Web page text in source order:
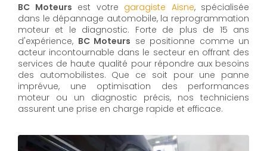
BC Moteurs est votre garagiste Aisne, spécialisée
dans le dépannage automobile, la reprogrammation
moteur et le diagnostic. Forte de plus de 15 ans
d'expérience, BC Moteurs se positionne comme un
acteur incontournable dans le secteur en offrant des
services de haute qualité pour répondre aux besoins
des automobilistes. Que ce soit pour une panne
imprévue, une optimisation des performances
moteur ou un diagnostic précis, nos techniciens
assurent une prise en charge rapide et efficace.